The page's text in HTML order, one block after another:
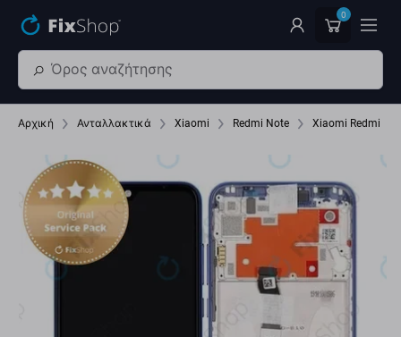
0
Αρχική Ανταλλακτικά Xiaomi Redmi Note Xiaomi Redmi